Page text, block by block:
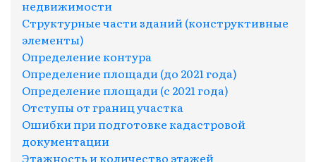
недвижимости
Структурные части зданий (конструктивные
элементы)
Определение контура
Определение площади (до 2021 года)
Определение площади (с 2021 года)
Отступы от границ участка
Ошибки при подготовке кадастровой
документации
Этажность и количество этажей